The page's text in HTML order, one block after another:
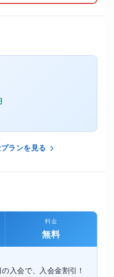
ランを見る
料金
無料
入会で、入会金割引！